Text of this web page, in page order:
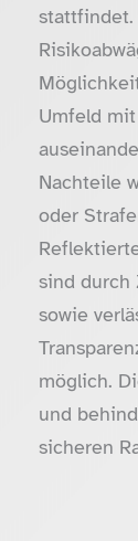
Umfeld
Nachteile
oder
sind durch
sowie
möglich.
und
sicheren